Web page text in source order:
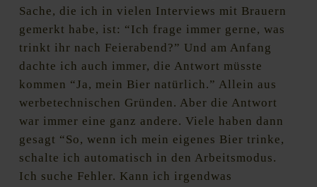
Sache, die ich in vielen Interviews mit Brauern
gemerkt habe, ist: “Ich frage immer gerne, was
trinkt ihr nach Feierabend?” Und am Anfang
dachte ich auch immer, die Antwort müsste
kommen “Ja, mein Bier natürlich.” Allein aus
werbetechnischen Gründen. Aber die Antwort
war immer eine ganz andere. Viele haben dann
gesagt “So, wenn ich mein eigenes Bier trinke,
schalte ich automatisch in den Arbeitsmodus.
Ich suche Fehler. Kann ich irgendwas